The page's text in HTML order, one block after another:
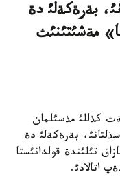
بةرةكةلئ دة
مةشئتئنئث
كذللئ مذسئلمان
بةرةكةلئ دة
تئلئندة قولدانئستا
اتالادئ.